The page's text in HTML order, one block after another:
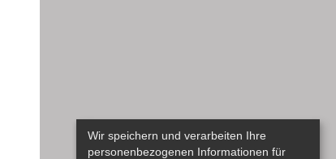
Wir speichern und verarbeiten Ihre
personenbezogenen Informationen für